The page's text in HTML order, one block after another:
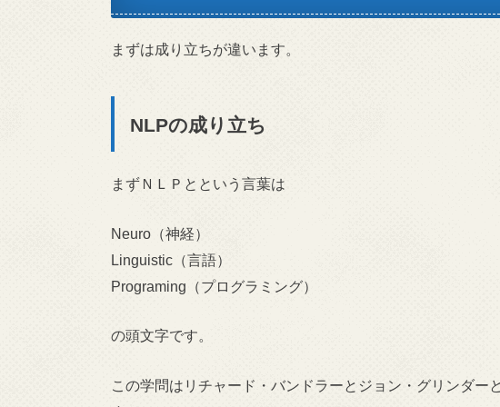
まずは成り立ちが違います。
NLPの成り立ち
まずＮＬＰとという言葉は
Neuro（神経）
Linguistic（言語）
Programing（プログラミング）
の頭文字です。
この学問はリチャード・バンドラーとジョン・グリンダー